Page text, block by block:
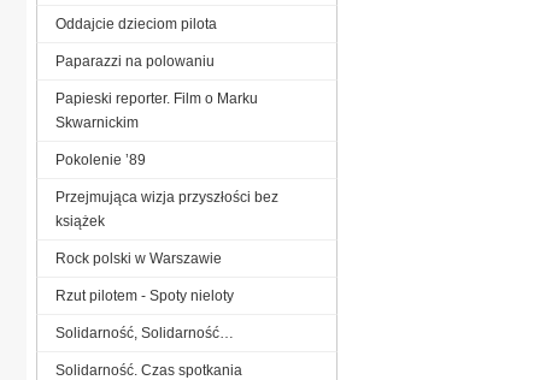
Oddajcie dzieciom pilota
Paparazzi na polowaniu
Papieski reporter. Film o Marku
Skwarnickim
Pokolenie ’89
Przejmująca wizja przyszłości bez
książek
Rock polski w Warszawie
Rzut pilotem - Spoty nieloty
Solidarność, Solidarność…
Solidarność. Czas spotkania